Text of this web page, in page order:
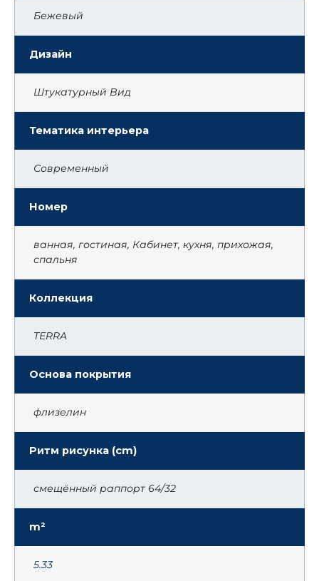
Бежевый
Дизайн
Штукатурный Вид
Тематика интерьера
Современный
Номер
ванная, гостиная, Кабинет, кухня, прихожая,
спальня
Коллекция
TERRA
Основа покрытия
флизелин
Ритм рисунка (cm)
смещённый раппорт 64/32
m²
5.33